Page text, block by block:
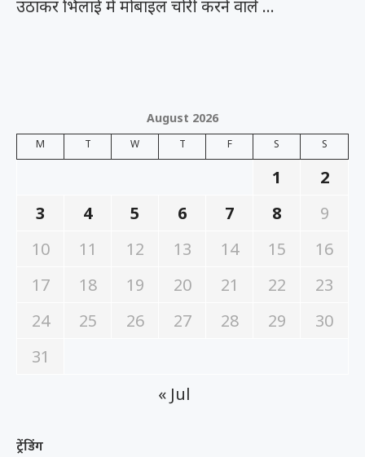
उठाकर भिलाई में मोबाइल चोरी करने वाले …
August 2026
M T W T F S S
1
2
3
4 5 6 7 8
9
10
11 12 13 14 15
16
17
18 19 20 21 22
23
24
25 26 27 28 29
30
31
« Jul
ट्रेंडिंग